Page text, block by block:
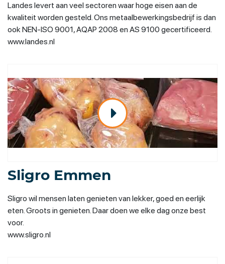
Landes levert aan veel sectoren waar hoge eisen aan de
kwaliteit worden gesteld. Ons metaalbewerkingsbedrijf is dan
ook NEN-ISO 9001, AQAP 2008 en AS 9100 gecertificeerd.
www.landes.nl
Sligro Emmen
Sligro wil mensen laten genieten van lekker, goed en eerlijk
eten. Groots in genieten. Daar doen we elke dag onze best
voor.
www.sligro.nl